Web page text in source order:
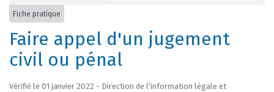
Fiche pratique
Faire appel d'un jugement
civil ou pénal
Vérifié le 01 janvier 2022 - Direction de l'information légale et